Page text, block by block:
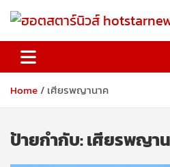
ฮอตสตาร์นิวส์
Home เศียรพญานาค
ป้ายกำกับ:เศียรพญา